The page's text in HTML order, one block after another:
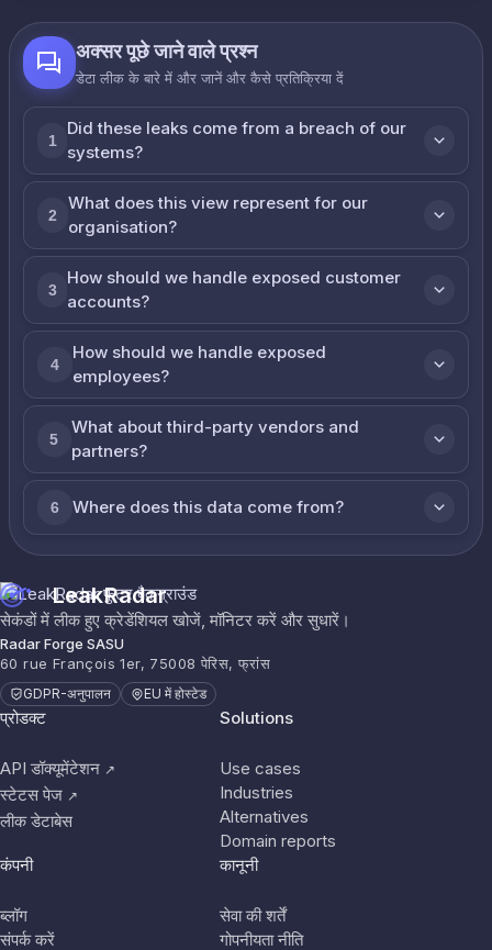
अक्सर पूछे जाने वाले प्रश्न
डेटा लीक के बारे में और जानें और कैसे प्रतिक्रिया दें
1
Did these leaks come from a breach of our
systems?
2
What does this view represent for our
organisation?
3
How should we handle exposed customer
accounts?
4
How should we handle exposed
employees?
5
What about third-party vendors and
partners?
6 Where does this data come from?
LeakRadar
सेकंडों में लीक हुए क्रेडेंशियल खोजें, मॉनिटर करें और सुधारें।
Radar Forge SASU
60 rue François 1er, 75008 पेरिस, फ्रांस
GDPR-अनुपालन EU में होस्टेड
प्रोडक्ट
API डॉक्यूमेंटेशन ↗
स्टेटस पेज ↗
लीक डेटाबेस
Solutions
Use cases
Industries
Alternatives
Domain reports
कंपनी
ब्लॉग
संपर्क करें
कानूनी
सेवा की शर्तें
गोपनीयता नीति